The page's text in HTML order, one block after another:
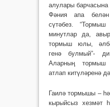
алулары
Фәния апа
сүтәбез.
минутлар да,
тормыш юлы,
генә булмый”-
Аларның тормыш
атлап китүләренә
Гаилә тормышы –
кырыйсыз хезмәт